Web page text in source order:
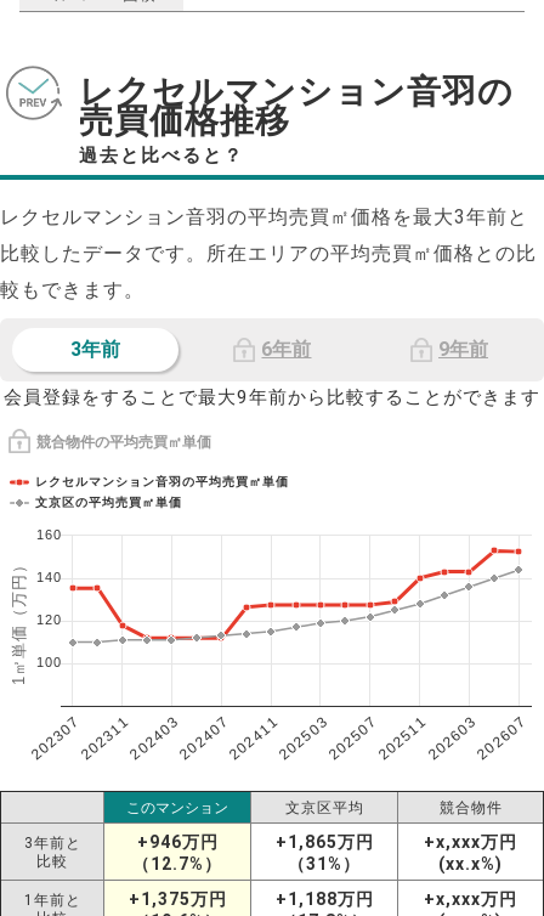
レクセルマンション音羽の
売買価格推移
過去と比べると？
レクセルマンション音羽の平均売買㎡価格を最大3年前と
比較したデータです。所在エリアの平均売買㎡価格との比
較もできます。
3年前 6年前 9年前
会員登録をすることで最大9年前から比較することができます
競合物件の平均売買㎡単価
1㎡単価（万円）
レクセルマンション音羽の平均売買㎡単価
文京区の平均売買㎡単価
202307202311202403202407202411202503202507202511202603202607
100
120
140
160
このマンション 文京区平均 競合物件
3年前と
比較
+946万円
（12.7%）
+1,865万円
（31%）
+x,xxx万円
(xx.x%)
1年前と
+1,375万円
+1,188万円
+x,xxx万円